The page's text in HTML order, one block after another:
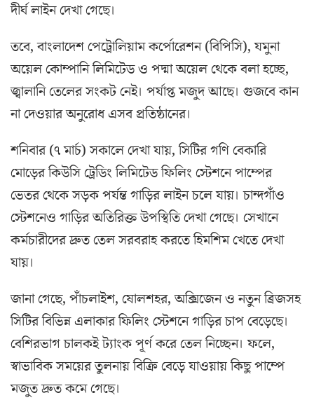
দীর্ঘ লাইন দেখা গেছে।
তবে, বাংলাদেশ পেট্রোলিয়াম কর্পোরেশন (বিপিসি), যমুনা
অয়েল কোম্পানি লিমিটেড ও পদ্মা অয়েল থেকে বলা হচ্ছে,
জ্বালানি তেলের সংকট নেই। পর্যাপ্ত মজুদ আছে। গুজবে কান
না দেওয়ার অনুরোধ এসব প্রতিষ্ঠানের।
শনিবার (৭ মার্চ) সকালে দেখা যায়, সিটির গণি বেকারি
মোড়ের কিউসি ট্রেডিং লিমিটেড ফিলিং স্টেশনে পাম্পের
ভেতর থেকে সড়ক পর্যন্ত গাড়ির লাইন চলে যায়। চান্দগাঁও
স্টেশনেও গাড়ির অতিরিক্ত উপস্থিতি দেখা গেছে। সেখানে
কর্মচারীদের দ্রুত তেল সরবরাহ করতে হিমশিম খেতে দেখা
যায়।
জানা গেছে, পাঁচলাইশ, ষোলশহর, অক্সিজেন ও নতুন ব্রিজসহ
সিটির বিভিন্ন এলাকার ফিলিং স্টেশনে গাড়ির চাপ বেড়েছে।
বেশিরভাগ চালকই ট্যাংক পূর্ণ করে তেল নিচ্ছেন। ফলে,
স্বাভাবিক সময়ের তুলনায় বিক্রি বেড়ে যাওয়ায় কিছু পাম্পে
মজুত দ্রুত কমে গেছে।